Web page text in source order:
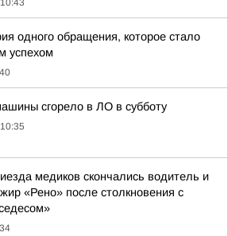
10:43
одного обращения, которое стало
успехом
сгорело в ЛО в субботу
10:35
медиков скончались водитель и
«Рено» после столкновения с